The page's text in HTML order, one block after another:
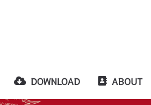
DOWNLOAD ABOUT